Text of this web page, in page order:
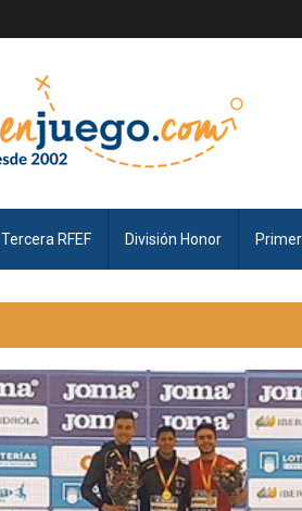
Tercera RFEF División Honor